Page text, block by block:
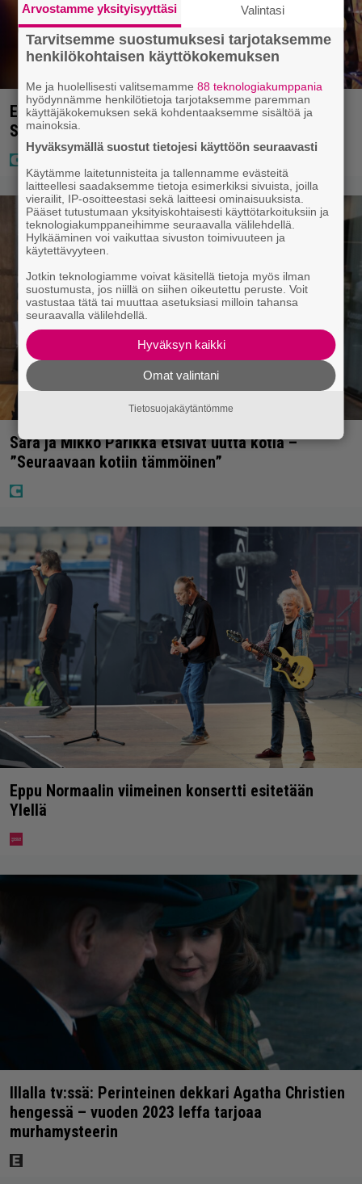
Eurojackpotissa poksahti 32,7 miljoonaa, ja tänne
Suomen isoin voitto meni
Sara ja Mikko Parikka etsivät uutta kotia –
”Seuraavaan kotiin tämmöinen”
Eppu Normaalin viimeinen konsertti esitetään
Ylellä
Illalla tv:ssä: Perinteinen dekkari Agatha Christien
hengessä – vuoden 2023 leffa tarjoaa
murhamysteerin
Arvostamme yksityisyyttäsi Valintasi
Tarvitsemme suostumuksesi tarjotaksemme
henkilökohtaisen käyttökokemuksen
Me ja huolellisesti valitsemamme88 teknologiakumppania
hyödynnämme henkilötietoja tarjotaksemme paremman
käyttäjäkokemuksen sekä kohdentaaksemme sisältöä ja
mainoksia.
Hyväksymällä suostut tietojesi käyttöön seuraavasti
Käytämme laitetunnisteita ja tallennamme evästeitä
laitteellesi saadaksemme tietoja esimerkiksi sivuista, joilla
vierailit, IP-osoitteestasi sekä laitteesi ominaisuuksista.
Pääset tutustumaan yksityiskohtaisesti käyttötarkoituksiin ja
teknologiakumppaneihimme seuraavalla välilehdellä.
Hylkääminen voi vaikuttaa sivuston toimivuuteen ja
käytettävyyteen.
Jotkin teknologiamme voivat käsitellä tietoja myös ilman
suostumusta, jos niillä on siihen oikeutettu peruste. Voit
vastustaa tätä tai muuttaa asetuksiasi milloin tahansa
seuraavalla välilehdellä.
Hyväksyn kaikki
Omat valintani
Tietosuojakäytäntömme